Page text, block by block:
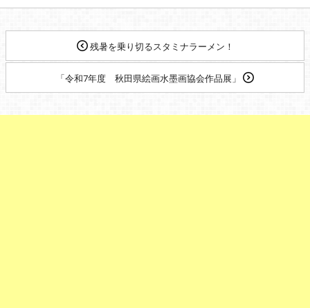
残暑を乗り切るスタミナラーメン！
「令和7年度 秋田県絵画水墨画協会作品展」